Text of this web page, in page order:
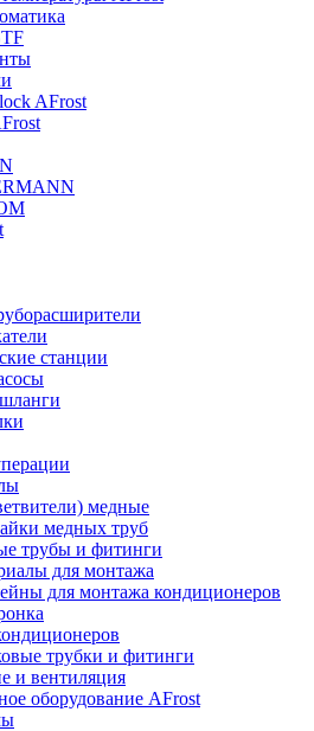
AFrost
станции
медные
медных труб
трубы и фитинги
для монтажа
для монтажа кондиционеров
трубки и фитинги
и вентиляция
оборудование AFrost